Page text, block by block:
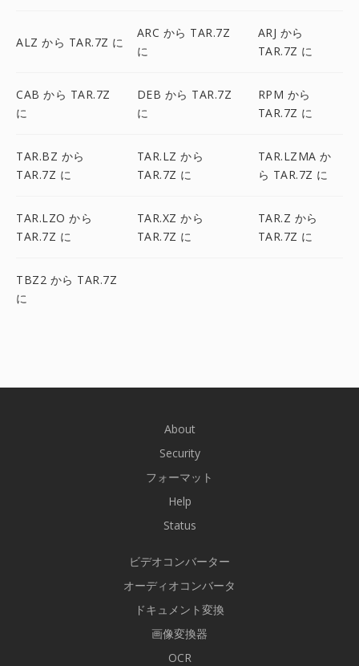
ALZ から TAR.7Z に
ARC から TAR.7Z
に
ARJ から
TAR.7Z に
CAB から TAR.7Z
に
DEB から TAR.7Z
に
RPM から
TAR.7Z に
TAR.BZ から
TAR.7Z に
TAR.LZ から
TAR.7Z に
TAR.LZMA か
ら TAR.7Z に
TAR.LZO から
TAR.7Z に
TAR.XZ から
TAR.7Z に
TAR.Z から
TAR.7Z に
TBZ2 から TAR.7Z
に
About
Security
フォーマット
Help
Status
ビデオコンバーター
オーディオコンバータ
ドキュメント変換
画像変換器
OCR